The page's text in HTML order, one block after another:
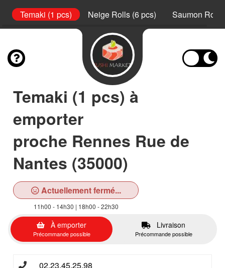
Temaki (1 pcs) Neige Rolls (6 pcs) Saumon Rolls
Temaki (1 pcs) à
emporter
proche Rennes Rue de
Nantes (35000)
Actuellement fermé...
11h00 - 14h30 | 18h00 - 22h30
À emporter
Précommande possible
Livraison
Précommande possible
02.23.45.25.98